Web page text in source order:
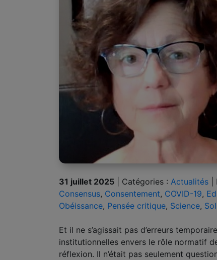
31 juillet 2025 Catégories : Actualités
Consensus, Consentement, COVID-19,
Obéissance, Pensée critique, Science,
Et il ne s’agissait pas d’erreurs
institutionnelles envers le rôle normatif
réflexion. Il n’était pas seulement